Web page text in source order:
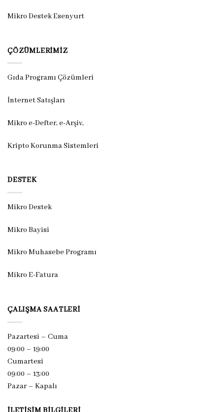
Mikro Destek Esenyurt
ÇÖZÜMLERIMIZ
Gıda Programı Çözümleri
İnternet Satışları
Mikro e-Defter, e-Arşiv,
Kripto Korunma Sistemleri
DESTEK
Mikro Destek
Mikro Bayisi
Mikro Muhasebe Programı
Mikro E-Fatura
ÇALIŞMA SAATLERI
Pazartesi – Cuma
09:00 – 19:00
Cumartesi
09:00 – 13:00
Pazar – Kapalı